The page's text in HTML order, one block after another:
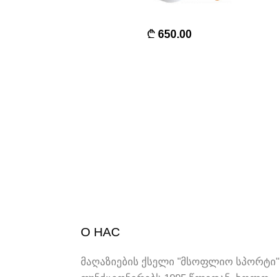
650.00
О НАС
მაღაზიების ქსელი "მსოფლიო სპორტი"